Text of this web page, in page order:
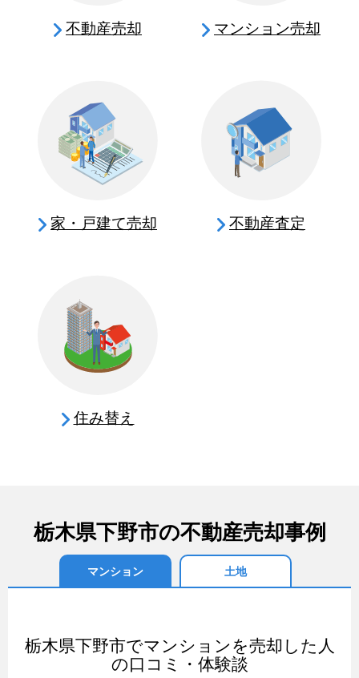
不動産売却 マンション売却
家・戸建て売却 不動産査定
住み替え
栃木県下野市の不動産売却事例
マンション 土地
栃木県下野市でマンションを売却した人
の口コミ・体験談